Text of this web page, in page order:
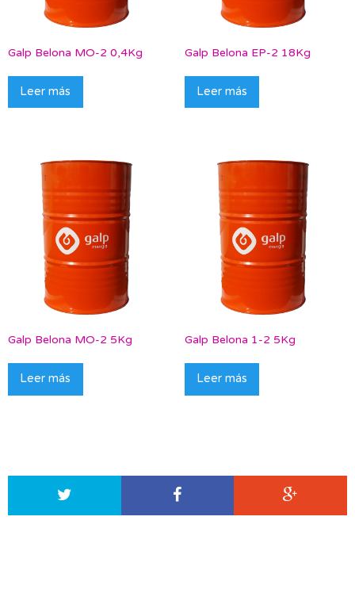
Galp Belona MO-2 0,4Kg
Leer más
Galp Belona EP-2 18Kg
Leer más
Galp Belona MO-2 5Kg
Leer más
Galp Belona 1-2 5Kg
Leer más